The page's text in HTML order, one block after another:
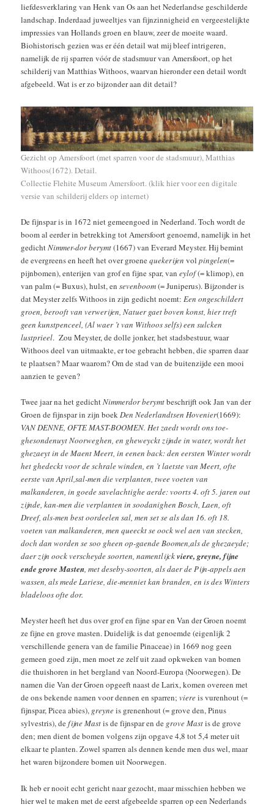
liefdesverklaring van Henk van Os aan het Nederlandse geschilderde
landschap. Inderdaad juweeltjes van fijnzinnigheid en vergeestelijkte
impressies van Hollands groen en blauw, zeer de moeite waard.
Biohistorisch gezien was er één detail wat mij bleef intrigeren,
namelijk de rij sparren vóór de stadsmuur van Amersfoort, op het
schilderij van Matthias Withoos, waarvan hieronder een detail wordt
afgebeeld. Wat is er zo bijzonder aan dit detail?
Gezicht op Amersfoort (met sparren voor de stadsmuur), Matthias
Withoos(1672). Detail.
Collectie Flehite Museum Amersfoort. (klikhiervoor een digitale
versie van schilderij elders op internet)
De fijnspar is in 1672 niet gemeengoed in Nederland. Toch wordt de
boom al eerder in betrekking tot Amersfoort genoemd, namelijk in het
gedichtNimmer-dor berymt(1667) van Everard Meyster. Hij bemint
de evergreens en heeft het over groenequekerijen volpingelen(=
pijnbomen), enterijen van grof en fijne spar, vaneylof(= klimop), en
van palm (= Buxus), hulst, ensevenboom(= Juniperus). Bijzonder is
dat Meyster zelfs Withoos in zijn gedicht noemt: Een ongeschildert
groen, berooft van verwerijen, Natuer gaet boven konst, hier treft
geen kunstpenceel, (Al waer ’t van Withoos selfs) een sulcken
lustprieel. Zou Meyster, de dolle jonker, het stadsbestuur, waar
Withoos deel van uitmaakte, er toe gebracht hebben, die sparren daar
te plaatsen? Maar waarom? Om de stad van de buitenzijde een mooi
aanzien te geven?
Twee jaar na het gedichtNimmerdor berymtbeschrijft ook Jan van der
Groen de fijnspar in zijn boekDen Nederlandtsen Hovenier(1669):
VAN DENNE, OFTE MAST-BOOMEN. Het zaedt wordt ons toe-
ghesondenuyt Noorweghen, en gheweyckt zijnde in water, wordt het
ghezaeyt in de Maent Meert, in eenen back: den eersten Winter wordt
het ghedeckt voor de schrale winden, en ’t laetste van Meert, ofte
eerste van April,sal-men die verplanten, twee voeten van
malkanderen, in goede savelachtighe aerde: voorts 4. oft 5. jaren out
zijnde, kan-men die verplanten in soodanighen Bosch, Laen, oft
Dreef, als-men best oordeelen sal, men set se als dan 16. oft 18.
voeten van malkanderen, men queeckt se oock wel aen van stecken,
doch dan worden se soo gheen op-gaende Boomen,als de ghezaeyde;
daer zijn oock verscheyde soorten, namentlijckviere, greyne, fijne
ende grove Masten, met deseby-soorten, als daer de Pijn-appels aen
wassen, als mede Lariese, die-menniet kan branden, en is des Winters
bladeloos ofte dor.
Meyster heeft het dus over grof en fijne spar en Van der Groen noemt
ze fijne en grove masten. Duidelijk is dat genoemde (eigenlijk 2
verschillende genera van de familie Pinaceae) in 1669 nog geen
gemeen goed zijn, men moet ze zelf uit zaad opkweken van bomen
die thuishoren in het bergland van Noord-Europa (Noorwegen). De
namen die Van der Groen opgeeft naast de Larix, komen overeen met
de ons bekende namen voor dennen en sparren;viereis vurenhout (=
fijnspar, Picea abies), greyneis grenenhout (= grove den, Pinus
sylvestris), defijne Mastis de fijnspar en de grove Mastis de grove
den; men dient de bomen volgens zijn opgave 4,8 tot 5,4 meter uit
elkaar te planten. Zowel sparren als dennen kende men dus wel, maar
het waren bijzondere bomen uit Noorwegen.
Ik heb er nooit echt gericht naar gezocht, maar misschien hebben we
hier wel te maken met de eerst afgebeelde sparren op een Nederlands